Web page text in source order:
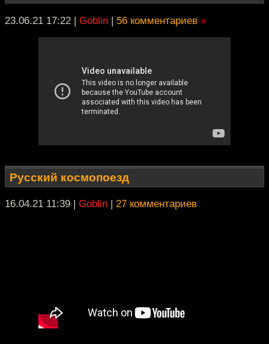
23.06.21 17:22 | Goblin | 56 комментариев »
Русский космопоезд
16.04.21 11:39 | Goblin | 27 комментариев